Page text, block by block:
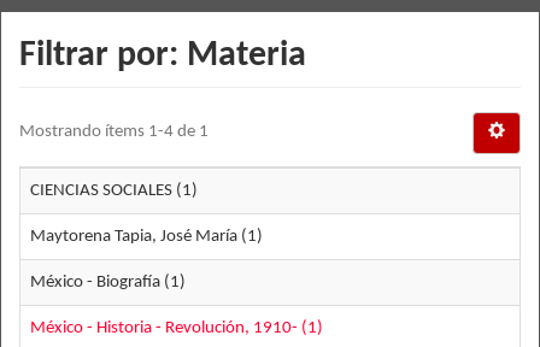
Filtrar por: Materia
Mostrando ítems 1-4 de 1
CIENCIAS SOCIALES (1)
Maytorena Tapia, José María (1)
México - Biografía (1)
México - Historia - Revolución, 1910- (1)